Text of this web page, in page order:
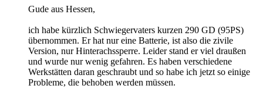
Gude aus Hessen,
ich habe kürzlich Schwiegervaters kurzen 290 GD (95PS)
übernommen. Er hat nur eine Batterie, ist also die zivile
Version, nur Hinterachssperre. Leider stand er viel draußen
und wurde nur wenig gefahren. Es haben verschiedene
Werkstätten daran geschraubt und so habe ich jetzt so einige
Probleme, die behoben werden müssen.